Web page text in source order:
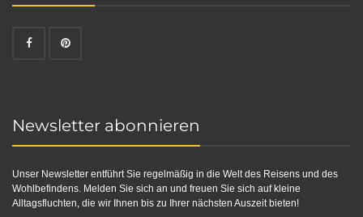
Newsletter abonnieren
Unser Newsletter entführt Sie regelmäßig in die Welt des Reisens und des
Wohlbefindens. Melden Sie sich an und freuen Sie sich auf kleine
Alltagsfluchten, die wir Ihnen bis zu Ihrer nächsten Auszeit bieten!